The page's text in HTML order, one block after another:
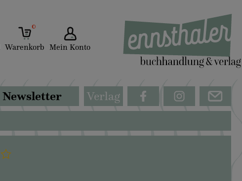
0
Warenkorb Mein Konto
Newsletter Verlag